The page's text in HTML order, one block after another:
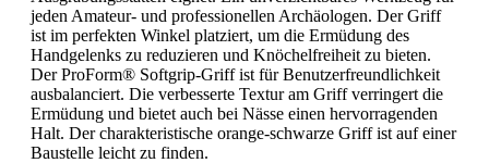
jeden Amateur- und professionellen Archäologen. Der Griff
ist im perfekten Winkel platziert, um die Ermüdung des
Handgelenks zu reduzieren und Knöchelfreiheit zu bieten.
Der ProForm® Softgrip-Griff ist für Benutzerfreundlichkeit
ausbalanciert. Die verbesserte Textur am Griff verringert die
Ermüdung und bietet auch bei Nässe einen hervorragenden
Halt. Der charakteristische orange-schwarze Griff ist auf einer
Baustelle leicht zu finden.